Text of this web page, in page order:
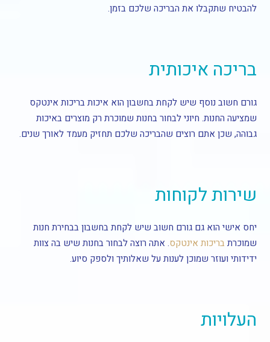
להבטיח שתקבלו את הבריכה שלכם בזמן.
בריכה איכותית
גורם חשוב נוסף שיש לקחת בחשבון הוא איכות בריכות אינטקס
שמציעה החנות. חיוני לבחור בחנות שמוכרת רק מוצרים באיכות
גבוהה, שכן אתם רוצים שהבריכה שלכם תחזיק מעמד לאורך שנים.
שירות לקוחות
יחס אישי הוא גם גורם חשוב שיש לקחת בחשבון בבחירת חנות
שמוכרת בריכות אינטקס. אתה רוצה לבחור בחנות שיש בה צוות
ידידותי ועוזר שמוכן לענות על שאלותיך ולספק סיוע.
העלויות